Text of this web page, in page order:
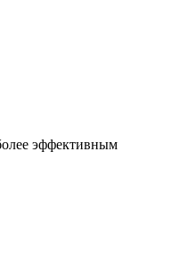
эффективным